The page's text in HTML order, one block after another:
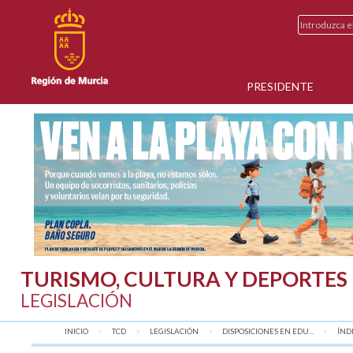
PRESIDENTE
TURISMO, CULTURA Y DEPORTES
LEGISLACIÓN
INICIO TCD LEGISLACIÓN DISPOSICIONES EN EDU...